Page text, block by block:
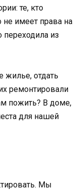
те, кто
не имеет права на
переходила из
жилье, отдать
ремонтировали
пожить? В доме,
для нашей
Мы